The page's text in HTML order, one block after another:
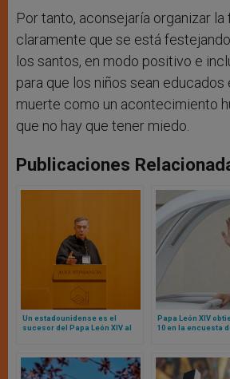
Por tanto, aconsejaría organizar
claramente que se está
los santos, en modo positivo e
para que los niños sean educados
muerte como un acontecimiento
que no hay que tener miedo.
Publicaciones
Un estadounidense es el
sucesor del Papa León XIV al
Papa León XIV
10 en la encuesta